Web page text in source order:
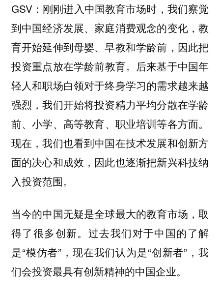
GSV：刚刚进入中国教育市场时，我们察觉
到中国经济发展、家庭消费观念的变化，教
育开始延伸到母婴、早教和学龄前，因此把
投资重点放在学龄前教育。后来基于中国年
轻人和职场白领对于终身学习的需求越来越
强烈，我们开始将投资精力平均分散在学龄
前、小学、 高等教育、职业培训等各方面。
现在，我们也看到中国在技术发展和创新方
面的决心和成效，因此也逐渐把新兴科技纳
入投资范围。
当今的中国无疑是全球最大的教育市场，取
得了很多创新。过去我们对于中国的了解
是“模仿者”，现在我们认为是“创新者”，我
们会投资最具有创新精神的中国企业。